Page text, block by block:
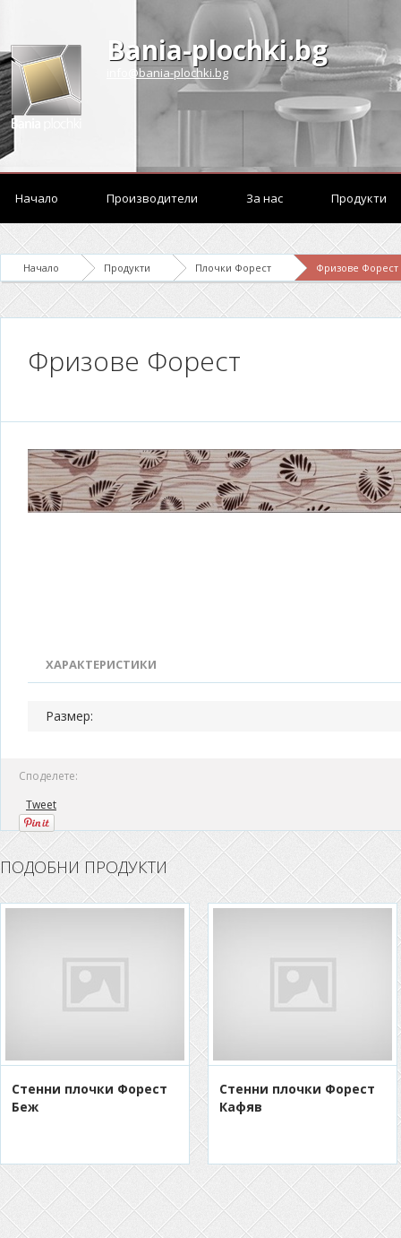
Bania-plochki.bg
info@bania-plochki.bg
Начало Производители За нас Продукти
Начало Продукти Плочки Форест Фризове Форест
Фризове Форест
ХАРАКТЕРИСТИКИ
Размер:
Споделете:
Tweet
ПОДОБНИ ПРОДУКТИ
Стенни плочки Форест
Беж
Стенни плочки Форест
Кафяв